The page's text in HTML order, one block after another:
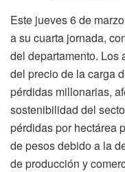
Este jueves 6 de
a su cuarta jornada,
del departamento. Los
del precio de la carga
pérdidas millonarias,
sostenibilidad del
pérdidas por hectárea
de pesos debido a la
de producción y